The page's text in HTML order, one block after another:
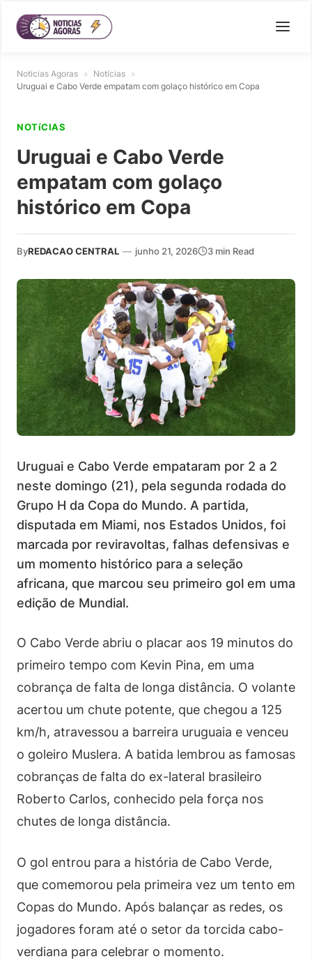
Noticias Agoras » Notícias »
Uruguai e Cabo Verde empatam com golaço histórico em Copa
NOTíCIAS
Uruguai e Cabo Verde
empatam com golaço
histórico em Copa
ByREDACAO CENTRAL — junho 21, 2026 3 min Read
Uruguai e Cabo Verde empataram por 2 a 2
neste domingo (21), pela segunda rodada do
Grupo H da Copa do Mundo. A partida,
disputada em Miami, nos Estados Unidos, foi
marcada por reviravoltas, falhas defensivas e
um momento histórico para a seleção
africana, que marcou seu primeiro gol em uma
edição de Mundial.
O Cabo Verde abriu o placar aos 19 minutos do
primeiro tempo com Kevin Pina, em uma
cobrança de falta de longa distância. O volante
acertou um chute potente, que chegou a 125
km/h, atravessou a barreira uruguaia e venceu
o goleiro Muslera. A batida lembrou as famosas
cobranças de falta do ex-lateral brasileiro
Roberto Carlos, conhecido pela força nos
chutes de longa distância.
O gol entrou para a história de Cabo Verde,
que comemorou pela primeira vez um tento em
Copas do Mundo. Após balançar as redes, os
jogadores foram até o setor da torcida cabo-
verdiana para celebrar o momento.